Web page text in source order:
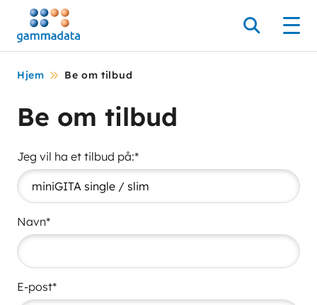
Hopp
hovedinnholdett
Søk
Hjem Be om tilbud
Be om tilbud
Jeg vil ha et tilbud på:*
Navn*
E-post*